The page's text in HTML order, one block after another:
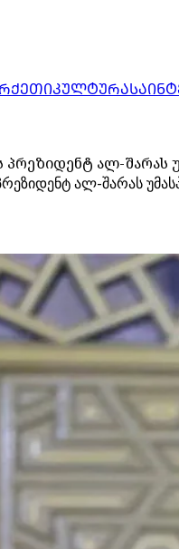
ᲙᲣᲚᲢᲣᲠᲐ
პრეზიდენტ ალ-შარას
ალ-შარას